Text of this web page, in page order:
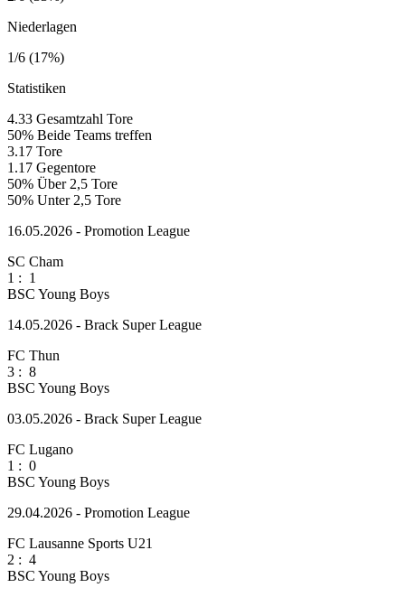
Niederlagen
1/6 (17%)
Statistiken
4.33 Gesamtzahl Tore
50% Beide Teams treffen
3.17 Tore
1.17 Gegentore
50% Über 2,5 Tore
50% Unter 2,5 Tore
16.05.2026 - Promotion League
SC Cham
1 : 1
BSC Young Boys
14.05.2026 - Brack Super League
FC Thun
3 : 8
BSC Young Boys
03.05.2026 - Brack Super League
FC Lugano
1 : 0
BSC Young Boys
29.04.2026 - Promotion League
FC Lausanne Sports U21
2 : 4
BSC Young Boys